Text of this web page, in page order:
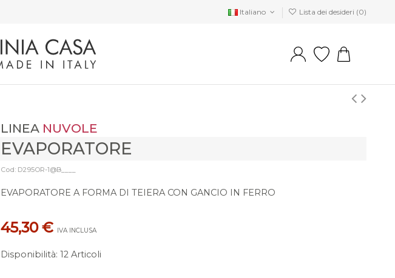
Italiano Lista dei desideri (0)
LINEA NUVOLE
EVAPORATORE
Cod: D295OR-1@B____
EVAPORATORE A FORMA DI TEIERA CON GANCIO IN FERRO
45,30 € IVA INCLUSA
Disponibilità: 12 Articoli